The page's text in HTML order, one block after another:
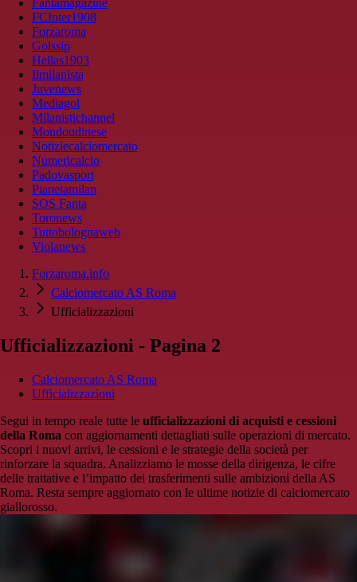
Fantamagazine
FCInter1908
Forzaroma
Golssip
Hellas1903
Ilmilanista
Juvenews
Mediagol
Milanistichannel
Mondoudinese
Notiziecalciomercato
Numericalcio
Padovasport
Pianetamilan
SOS Fanta
Toronews
Tuttobolognaweb
Violanews
Forzaroma.info
Calciomercato AS Roma
Ufficializzazioni
Ufficializzazioni - Pagina 2
Calciomercato AS Roma
Ufficializzazioni
Segui in tempo reale tutte le ufficializzazioni di acquisti e cessioni
della Roma con aggiornamenti dettagliati sulle operazioni di mercato.
Scopri i nuovi arrivi, le cessioni e le strategie della società per
rinforzare la squadra. Analizziamo le mosse della dirigenza, le cifre
delle trattative e l’impatto dei trasferimenti sulle ambizioni della AS
Roma. Resta sempre aggiornato con le ultime notizie di calciomercato
giallorosso.